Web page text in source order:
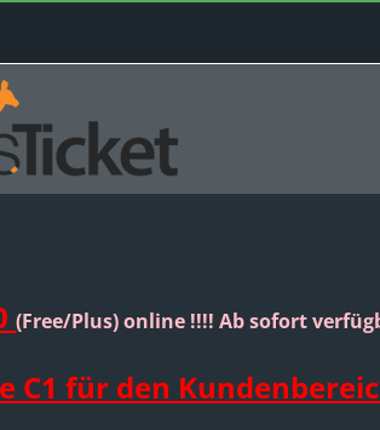
(Free/Plus) online !!!! Ab sofort
C1 für den